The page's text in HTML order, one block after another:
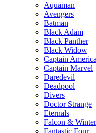
Aquaman
Avengers
Batman
Black Adam
Black Panther
Black Widow
Captain America
Captain Marvel
Daredevil
Deadpool
Divers
Doctor Strange
Eternals
Falcon &
Fantastic Four